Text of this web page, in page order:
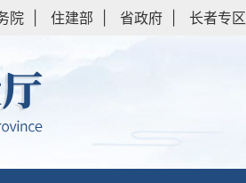
院 住建部 省政府 长者专区